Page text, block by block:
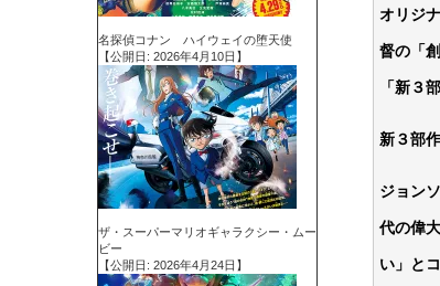
オリジ
督の「
「新３
新３部
ジョン
代の偉
い」と
名探偵コナン ハイウェイの堕天使
【公開日: 2026年4月10日】
ザ・スーパーマリオギャラクシー・ムー
ビー
【公開日: 2026年4月24日】